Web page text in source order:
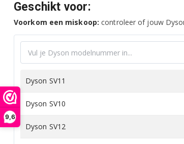
9,6
Geschikt voor:
Voorkom een miskoop: controleer of jouw
Dyson SV11
Dyson SV10
Dyson SV12